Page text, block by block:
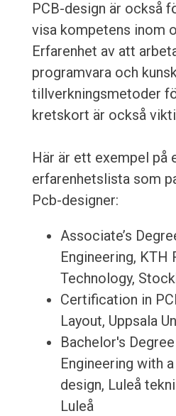
PCB-design är också
visa kompetens inom
Erfarenhet av att
programvara och
tillverkningsmetoder
kretskort är också
Här är ett exempel på
erfarenhetslista som
Pcb-designer:
Associate’s
Engineering,
Technology,
Certification in
Layout, Uppsala
Bachelor's
Engineering with
design, Luleå
Luleå